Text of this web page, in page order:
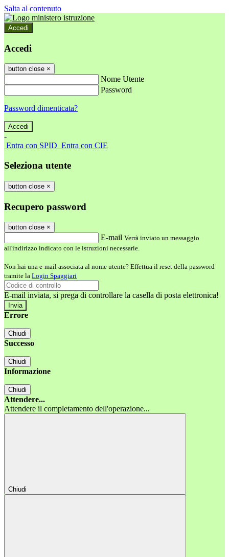
Salta al contenuto
Accedi
Accedi
button close ×
Nome Utente
Password
Password dimenticata?
-
Entra con SPID Entra con CIE
Seleziona utente
button close ×
Recupero password
button close ×
E-mail Verrà inviato un messaggio
all'indirizzo indicato con le istruzioni necessarie.
Non hai una e-mail associata al nome utente? Effettua il reset della password
tramite la Login Spaggiari
E-mail inviata, si prega di controllare la casella di posta elettronica!
Errore
Chiudi
Successo
Chiudi
Informazione
Chiudi
Attendere...
Attendere il completamento dell'operazione...
Chiudi